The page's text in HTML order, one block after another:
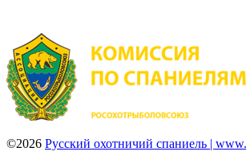
©2026 Русский охотничий спаниель |